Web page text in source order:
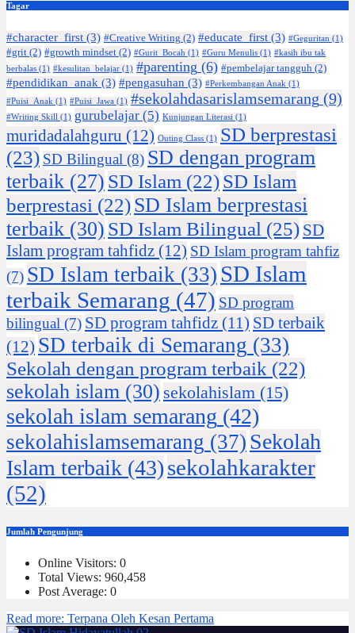
Tagar
#character_first (3) #Creative Writing (2) #educate_first (3) #Geguritan (1)
#grit (2) #growth mindset (2) #Gurit_Bocah (1) #Guru Menulis (1) #kasih ibu tak
berbalas (1) #kesulitan_belajar (1) #parenting (6) #pembelajar tangguh (2)
#pendidikan_anak (3) #pengasuhan (3) #Perkembangan Anak (1)
#Puisi_Anak (1) #Puisi_Jawa (1) #sekolahdasarislamsemarang (9)
#Writing Skill (1) gurubelajar (5) Kunjungan Literasi (1)
muridadalahguru (12) Outing Class (1) SD berprestasi
(23) SD Bilingual (8) SD dengan program
terbaik (27) SD Islam (22)SD Islam
berprestasi (22)SD Islam berprestasi
terbaik (30) SD Islam Bilingual (25) SD
Islam program tahfidz (12) SD Islam program tahfiz
(7) SD Islam terbaik (33) SD Islam
terbaik Semarang (47) SD program
bilingual (7) SD program tahfidz (11) SD terbaik
(12) SD terbaik di Semarang (33)
Sekolah dengan program terbaik (22)
sekolah islam (30) sekolahislam (15)
sekolah islam semarang (42)
sekolahislamsemarang (37) Sekolah
Islam terbaik (43)sekolahkarakter
(52)
Jumlah Pengunjung
Online Visitors: 0
Total Views: 960,458
Post Average: 0
Read more: Terpana Oleh Kesan Pertama